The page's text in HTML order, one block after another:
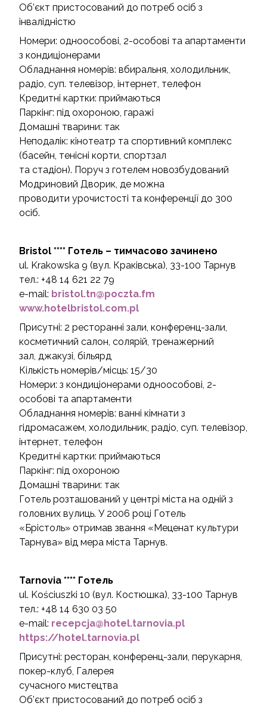
Об’єкт пристосований до потреб осіб з
інвалідністю
Номери: одноособові, 2-особові та апартаменти
з кондиціонерами
Обладнання номерів: вбиральня, холодильник,
радіо, суп. телевізор, інтернет, телефон
Кредитні картки: приймаються
Паркінг: під охороною, гаражі
Домашні тварини: так
Неподалік: кінотеатр та спортивний комплекс
(басейн, тенісні корти, спортзал
та стадіон). Поруч з готелем новозбудований
Модриновий Дворик, де можна
проводити урочистості та конференції до 300
осіб.
Bristol **** Готель – тимчасово зачинено
ul. Krakowska 9 (вул. Краківська), 33-100 Тарнув
тел.: +48 14 621 22 79
e-mail: bristol.tn@poczta.fm
www.hotelbristol.com.pl
Присутні: 2 ресторанні зали, конференц-зали,
косметичний салон, солярій, тренажерний
зал, джакузі, більярд
Кількість номерів/місць: 15/30
Номери: з кондиціонерами одноособові, 2-
особові та апартаменти
Обладнання номерів: ванні кімнати з
гідромасажем, холодильник, радіо, суп. телевізор,
інтернет, телефон
Кредитні картки: приймаються
Паркінг: під охороною
Домашні тварини: так
Готель розташований у центрі міста на одній з
головних вулиць. У 2006 році Готель
«Брістоль» отримав звання «Меценат культури
Тарнува» від мера міста Тарнув.
Tarnovia **** Готель
ul. Kościuszki 10 (вул. Костюшка), 33-100 Taрнув
тел.: +48 14 630 03 50
e-mail: recepcja@hotel.tarnovia.pl
https://hotel.tarnovia.pl
Присутні: ресторан, конференц-зали, перукарня,
покер-клуб, Галерея
сучасного мистецтва
Об’єкт пристосований до потреб осіб з